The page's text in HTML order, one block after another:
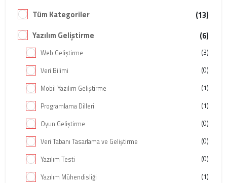
Tüm Kategoriler
(13)
Yazılım Geliştirme
(6)
Web Geliştirme
(3)
Veri Bilimi
(0)
Mobil Yazılım Geliştirme
(1)
Programlama Dilleri
(1)
Oyun Geliştirme
(0)
Veri Tabanı Tasarlama ve Geliştirme
(0)
Yazılım Testi
(0)
Yazılım Mühendisliği
(1)